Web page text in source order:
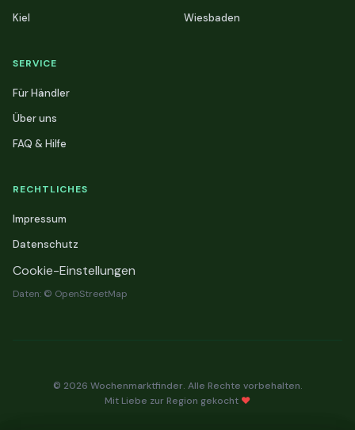
Kiel
Wiesbaden
SERVICE
Für Händler
Über uns
FAQ & Hilfe
RECHTLICHES
Impressum
Datenschutz
Cookie-Einstellungen
Daten: © OpenStreetMap
© 2026 Wochenmarktfinder. Alle Rechte vorbehalten.
Mit Liebe zur Region gekocht ❤